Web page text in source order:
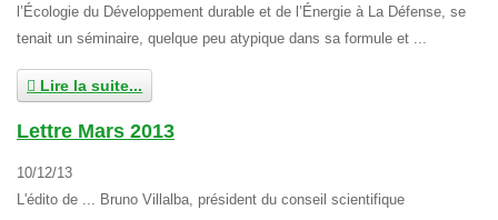
l’Écologie du Développement durable et de l’Énergie à La Défense, se
tenait un séminaire, quelque peu atypique dans sa formule et ...
Lire la suite...
Lettre Mars 2013
10/12/13
L'édito de ... Bruno Villalba, président du conseil scientifique